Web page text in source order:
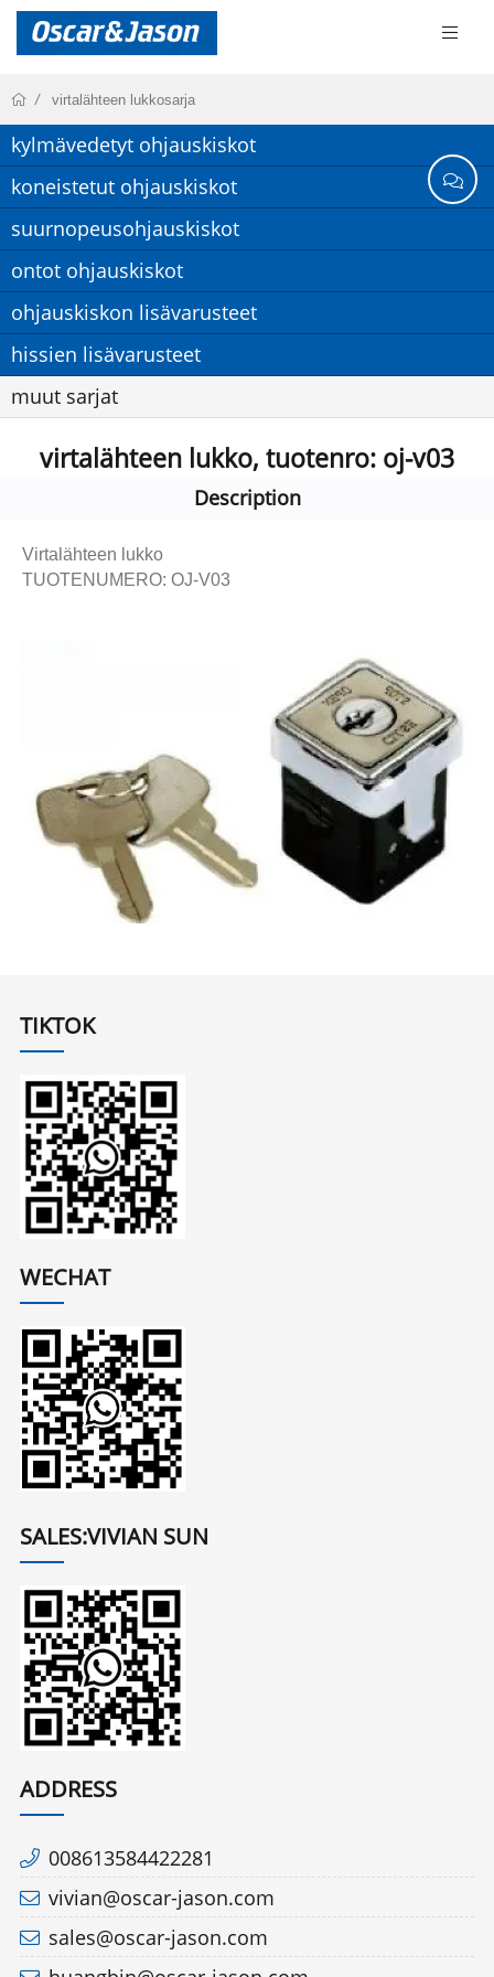
virtalähteen lukkosarja
kylmävedetyt ohjauskiskot
koneistetut ohjauskiskot
suurnopeusohjauskiskot
ontot ohjauskiskot
ohjauskiskon lisävarusteet
hissien lisävarusteet
muut sarjat
virtalähteen lukko, tuotenro: oj-v03
Description
Virtalähteen lukko
TUOTENUMERO: OJ-V03
TIKTOK
WECHAT
SALES:VIVIAN SUN
ADDRESS
008613584422281
vivian@oscar-jason.com
sales@oscar-jason.com